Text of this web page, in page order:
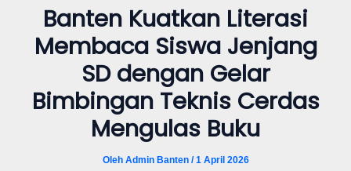
Banten Kuatkan Literasi
Membaca Siswa Jenjang
SD dengan Gelar
Bimbingan Teknis Cerdas
Mengulas Buku
Oleh Admin Banten /1 April 2026
Underline links
Mark links
Reset all options
cached